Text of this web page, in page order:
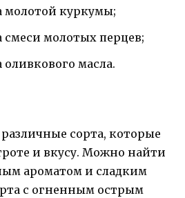
молотой куркумы;
смеси молотых перцев;
оливкового масла.
сорта, которые
и вкусу. Можно найти
ароматом и сладким
с огненным острым